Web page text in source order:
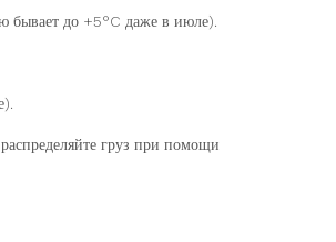
бывает до +5°C даже в июле).
груз при помощи